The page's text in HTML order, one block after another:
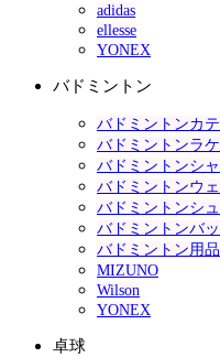
adidas
ellesse
YONEX
バドミントン
バドミントンカ
バドミントンラ
バドミントンシ
バドミントンウ
バドミントンシ
バドミントンバ
バドミントン用品
MIZUNO
Wilson
YONEX
卓球